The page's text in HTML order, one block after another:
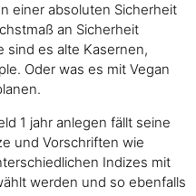
einer absoluten Sicherheit
an Sicherheit
es alte Kasernen,
Oder was es mit Vegan
1 jahr anlegen fällt seine
und Vorschriften wie
Indizes mit
werden und so ebenfalls